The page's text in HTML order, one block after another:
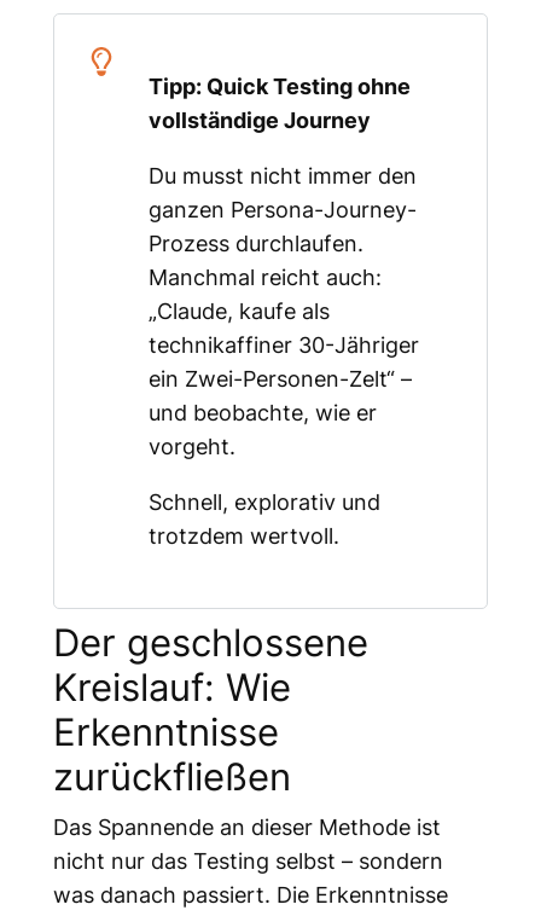
Tipp: Quick Testing ohne
vollständige Journey
Du musst nicht immer den
ganzen Persona-Journey-
Prozess durchlaufen.
Manchmal reicht auch:
„Claude, kaufe als
technikaffiner 30-Jähriger
ein Zwei-Personen-Zelt“ –
und beobachte, wie er
vorgeht.
Schnell, explorativ und
trotzdem wertvoll.
Der geschlossene
Kreislauf: Wie
Erkenntnisse
zurückfließen
Das Spannende an dieser Methode ist
nicht nur das Testing selbst – sondern
was danach passiert. Die Erkenntnisse